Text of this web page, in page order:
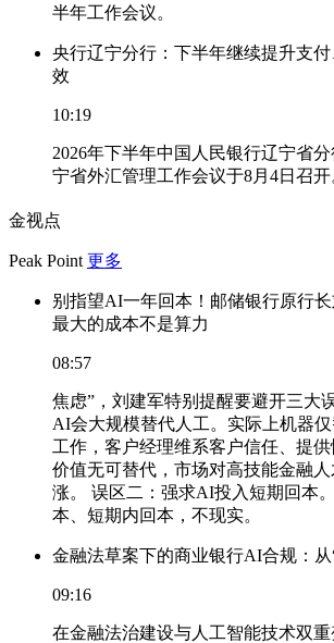
半年工作会议。
央行辽宁分行：下半年继续提升支
效
10:19
2026年下半年中国人民银行辽宁省
宁省外汇管理工作会议于8月4日召开
金视点
Peak Point 更多
别指望AI一年回本！邮储银行原行
最大的成本不是算力
08:57
焦虑”，刘建军特别提醒要避开三大
AI会大规模替代人工。实际上机器
工作，客户经理维系客户信任、提
价值无可替代，市场对高技能金融
涨。 误区二：强求AI投入短期回本
本、短期内回本，不现实。
金融法草案下的商业银行AI合规：从
09:16
在金融法治建设与人工智能技术双重